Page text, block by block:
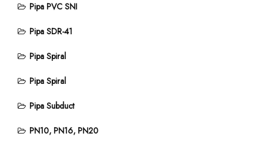
Pipa PVC SNI
Pipa SDR-41
Pipa Spiral
Pipa Spiral
Pipa Subduct
PN10, PN16, PN20